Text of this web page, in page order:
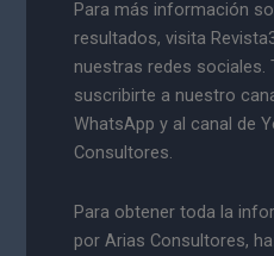
Para más información
resultados, visita
nuestras redes sociales.
suscribirte a nuestro
WhatsApp y al canal de
Consultores.
Para obtener toda la
por Arias Consultores,